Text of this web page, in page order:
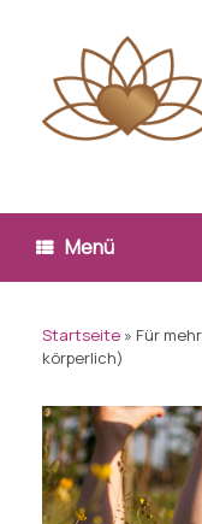
Menü
Startseite » Für
körperlich)